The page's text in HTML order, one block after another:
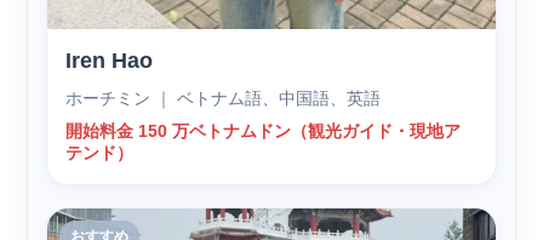
Iren Hao
ホーチミン ｜ ベトナム語、中国語、英語
開始料金 150 万ベトナムドン（観光ガイド・現地ア
テンド）
おすすめ